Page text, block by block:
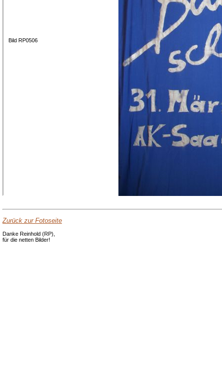
Bild RP0506
Zurück zur Fotoseite
Danke Reinhold (RP),
für die netten Bilder!